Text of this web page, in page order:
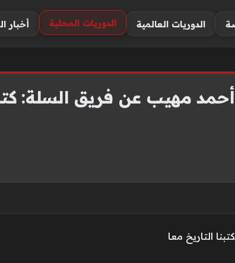
الدوريات العالمية الدوريات المحلية أخبار
مهيب عن فريق السلة:
التاريخ معا